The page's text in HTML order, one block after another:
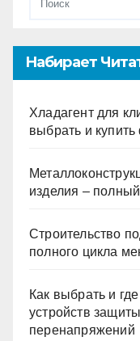
Набирает
Хладагент для
выбрать и
изделия –
Строительство
полного цикла
Как выбрать и
устройств
перенапряжений